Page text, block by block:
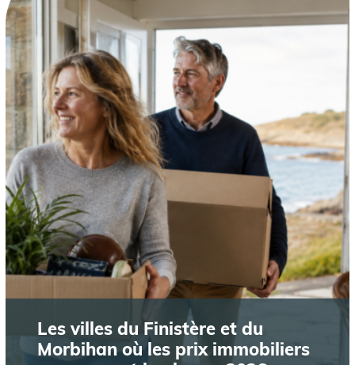
Les villes du Finistère et du
Morbihan où les prix immobiliers